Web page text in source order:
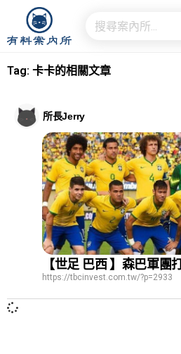
Tag: 卡卡的相關文章
所長Jerry
【世足 巴西 】森巴軍團
https://tbcinvest.com.tw/?p=2933